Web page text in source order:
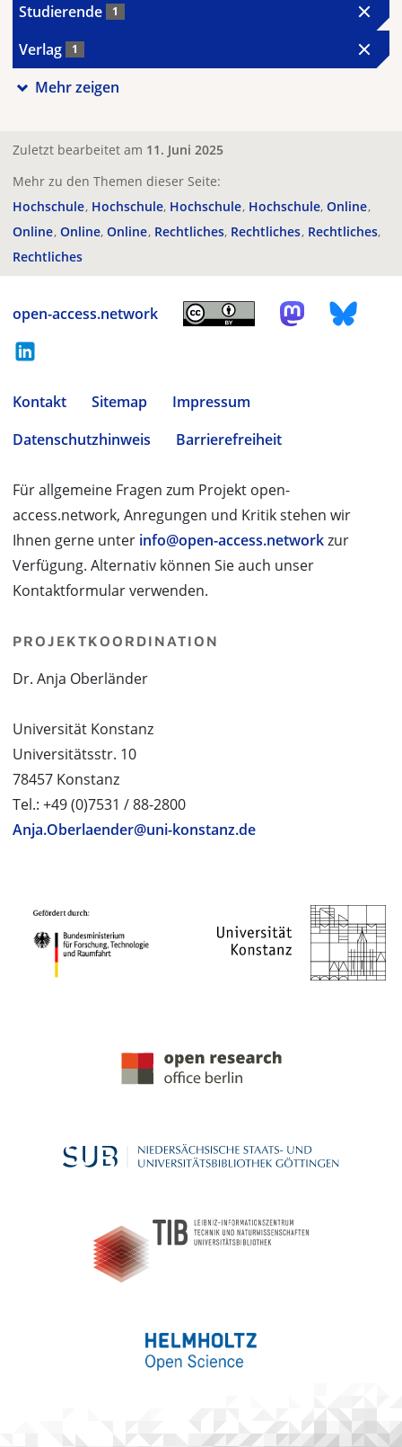
Studierende 1
Verlag 1
Mehr zeigen
Zuletzt bearbeitet am 11. Juni 2025
Mehr zu den Themen dieser Seite:
Hochschule Hochschule Hochschule Hochschule Online
Online Online Online Rechtliches Rechtliches Rechtliches
Rechtliches
open-access.network
Kontakt Sitemap
Impressum
Datenschutzhinweis
Barrierefreiheit
Für allgemeine Fragen zum Projekt open-
access.network, Anregungen und Kritik stehen wir
Ihnen gerne unter info@open-access.networkzur
Verfügung. Alternativ können Sie auch unser
Kontaktformular verwenden.
PROJEKTKOORDINATION
Dr. Anja Oberländer
Universität Konstanz
Universitätsstr. 10
78457 Konstanz
Tel.: +49 (0)7531 / 88-2800
Anja.Oberlaender@uni-konstanz.de